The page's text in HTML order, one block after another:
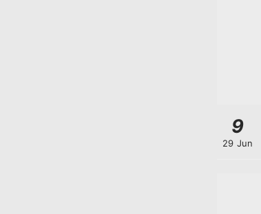
9
29 Jun